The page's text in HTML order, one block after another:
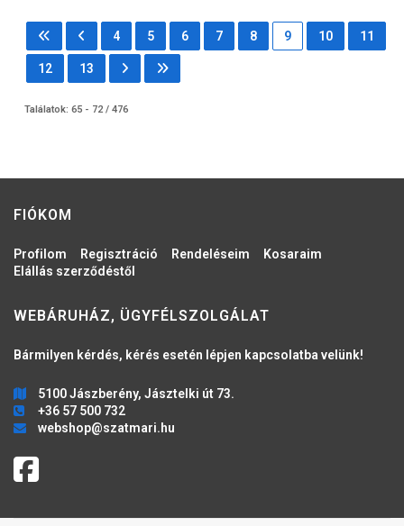
4 5 6 7 8 9 10 11
12 13
Találatok: 65 - 72 / 476
FIÓKOM
Profilom Regisztráció Rendeléseim
Kosaraim
Elállás szerződéstől
WEBÁRUHÁZ, ÜGYFÉLSZOLGÁLAT
Bármilyen kérdés, kérés esetén lépjen kapcsolatba velünk!
5100 Jászberény, Jásztelki út 73.
+36 57 500 732
webshop@szatmari.hu